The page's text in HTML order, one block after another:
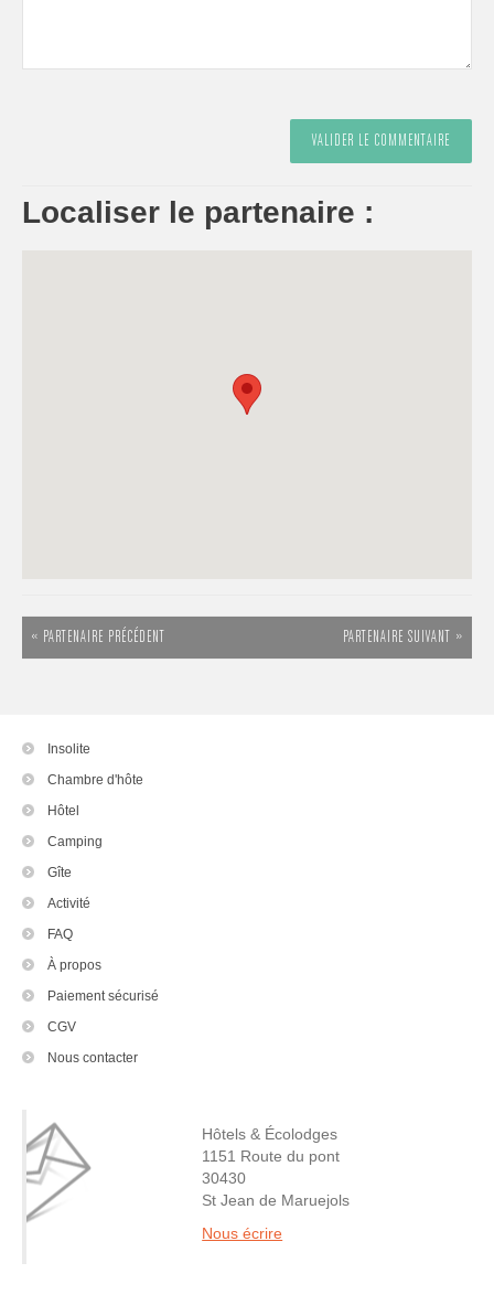
Localiser le partenaire :
« PARTENAIRE PRÉCÉDENT PARTENAIRE SUIVANT »
Insolite
Chambre d'hôte
Hôtel
Camping
Gîte
Activité
FAQ
À propos
Paiement sécurisé
CGV
Nous contacter
Hôtels & Écolodges
1151 Route du pont
30430
St Jean de Maruejols
Nous écrire